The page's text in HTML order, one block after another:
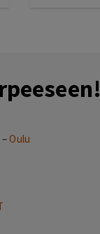
–Oulu